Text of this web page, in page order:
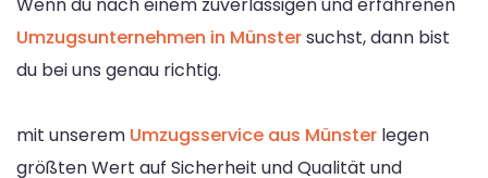
Umzugsunternehmen in Münstersuchst, dann bist
du bei uns genau richtig.
mit unserem Umzugsservice aus Münster legen
größten Wert auf Sicherheit und Qualität und